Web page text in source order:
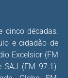
cinco décadas.
e cidadão de
Excelsior (FM
(FM 97.1).